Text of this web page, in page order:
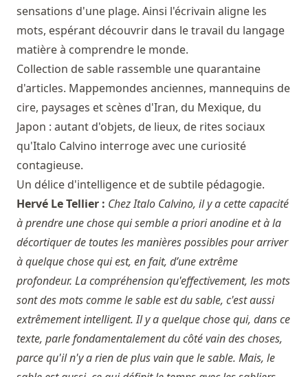
sensations d'une plage. Ainsi l'écrivain aligne les
mots, espérant découvrir dans le travail du langage
matière à comprendre le monde.
Collection de sable rassemble une quarantaine
d'articles. Mappemondes anciennes, mannequins de
cire, paysages et scènes d'Iran, du Mexique, du
Japon : autant d'objets, de lieux, de rites sociaux
qu'Italo Calvino interroge avec une curiosité
contagieuse.
Un délice d'intelligence et de subtile pédagogie.
Hervé Le Tellier : Chez Italo Calvino, il y a cette capacité
à prendre une chose qui semble a priori anodine et à la
décortiquer de toutes les manières possibles pour arriver
à quelque chose qui est, en fait, d’une extrême
profondeur. La compréhension qu'effectivement, les mots
sont des mots comme le sable est du sable, c'est aussi
extrêmement intelligent. Il y a quelque chose qui, dans ce
texte, parle fondamentalement du côté vain des choses,
parce qu'il n'y a rien de plus vain que le sable. Mais, le